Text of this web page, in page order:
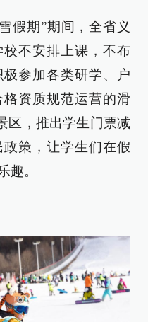
假期”期间，全省义
不安排上课，不布
参加各类研学、户
资质规范运营的滑
区，推出学生门票减
策，让学生们在假
趣。